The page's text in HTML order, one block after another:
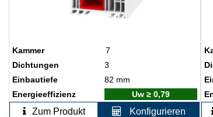
Kammer
7
Dichtungen
3
Einbautiefe
82 mm
Energieeffizienz
Uw ≥ 0,79
Zum Produkt Konfigurieren